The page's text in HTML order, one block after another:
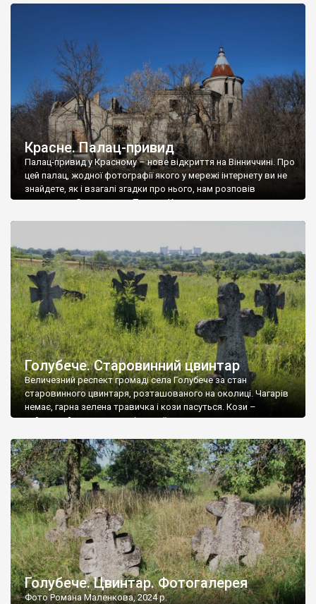
Красне. Палац-привид
Палац-привид у Красному – нове відкриття на Вінниччині. Про
цей палац, жодної фотографії якого у мережі інтернету ви не
знайдете, як і взагалі згадки про нього, нам розповів
мешканець Самгородка. Палац у Красному вразив не лише
Голубече. Старовинний цвинтар
Величезний респект громаді села Голубече за стан
старовинного цвинтаря, розташованого на околиці. Чагарів
немає, гарна зелена травичка і кози пасуться. Кози –
найкращий регулятор шкідливої, для старих кладовищ,
бруньками, кози ті бруньки обгризають, бо то улюблений
делікатес. На цвинтарі у Голубечому ціла колекція
різноманітних форм хрестів. Село відносно невелике, […]
Голубече. Цвинтар. Фотогалерея
Фото Романа Маленкова, 2024 р.